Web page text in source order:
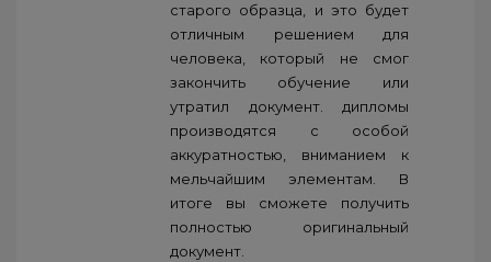
старого образца, и это будет
отличным решением для
человека, который не смог
закончить обучение или
утратил документ. дипломы
производятся с особой
аккуратностью, вниманием к
мельчайшим элементам. В
итоге вы сможете получить
полностью оригинальный
документ.